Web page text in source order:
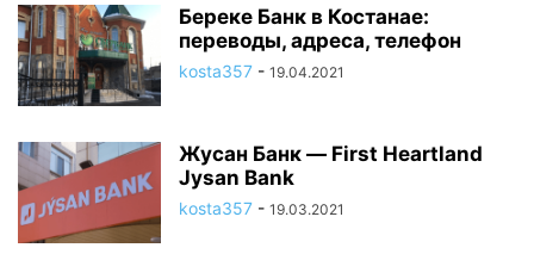
Береке Банк в Костанае:
переводы, адреса, телефон
kosta357 - 19.04.2021
Жусан Банк — First Heartland
Jysan Bank
kosta357 - 19.03.2021